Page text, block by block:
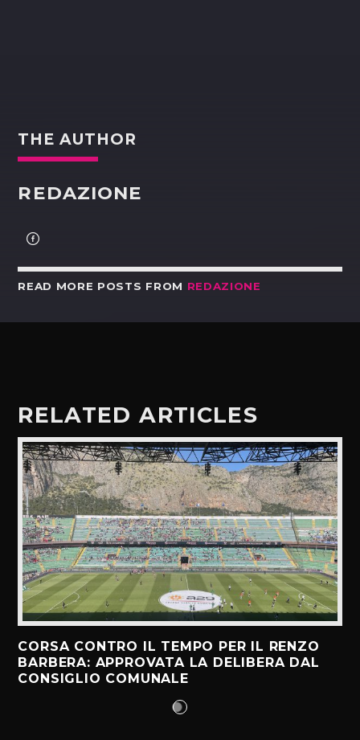
THE AUTHOR
REDAZIONE
READ MORE POSTS FROM REDAZIONE
RELATED ARTICLES
CORSA CONTRO IL TEMPO PER IL RENZO
BARBERA: APPROVATA LA DELIBERA DAL
CONSIGLIO COMUNALE